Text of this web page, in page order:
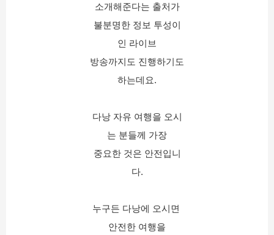
소개해준다는 출처가
불분명한 정보 투성이
인 라이브
방송까지도 진행하기도
하는데요.
다낭 자유 여행을 오시
는 분들께 가장
중요한 것은 안전입니
다.
누구든 다낭에 오시면
안전한 여행을